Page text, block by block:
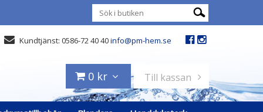
Kundtjänst: 0586-72 40 40info@pm-hem.se
0 kr Till kassan